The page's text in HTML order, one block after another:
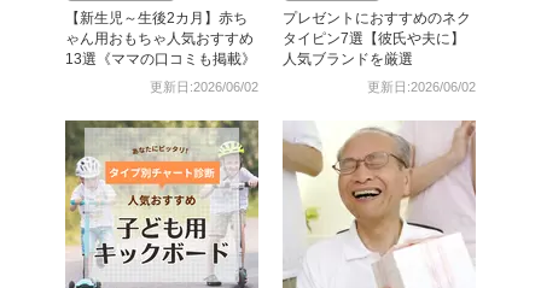
【新生児～生後2カ月】赤ち
ゃん用おもちゃ人気おすすめ
13選《ママの口コミも掲載》
更新日:2026/06/02
プレゼントにおすすめのネク
タイピン7選【彼氏や夫に】
人気ブランドを厳選
更新日:2026/06/02